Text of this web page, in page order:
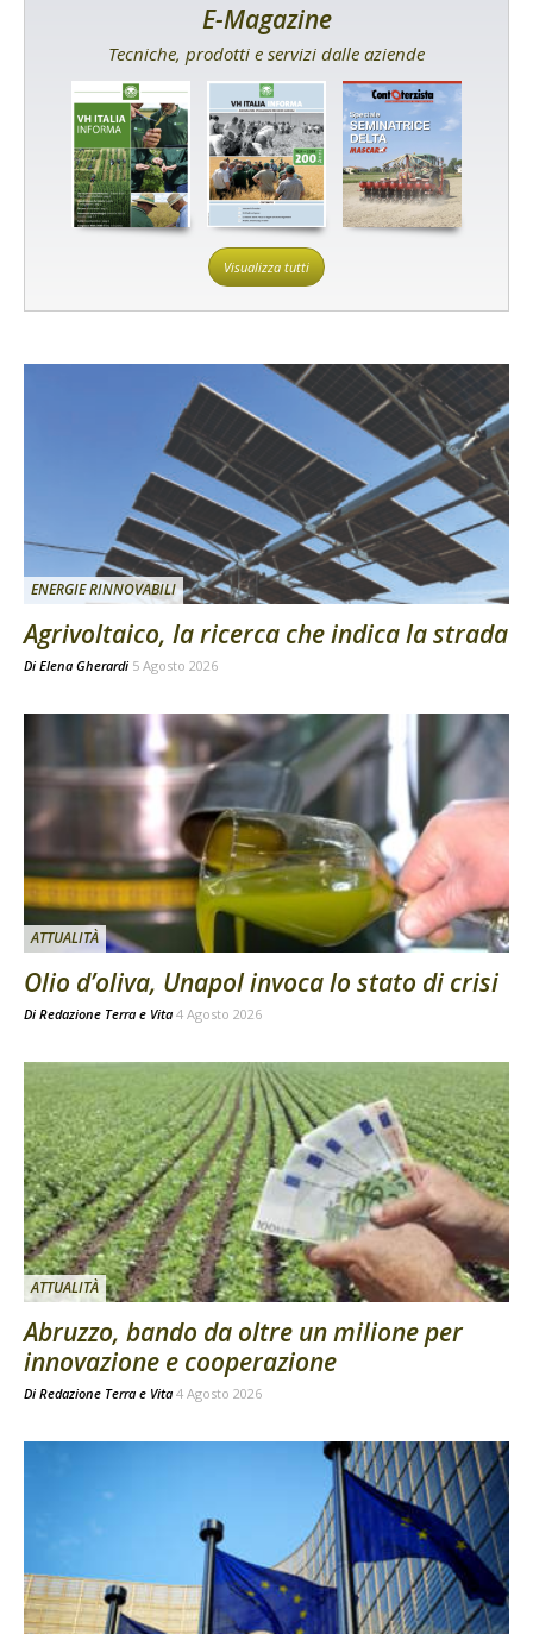
E-Magazine
Tecniche, prodotti e servizi dalle aziende
Visualizza tutti
ENERGIE RINNOVABILI
Agrivoltaico, la ricerca che indica la strada
Di Elena Gherardi 5 Agosto 2026
ATTUALITÀ
Olio d’oliva, Unapol invoca lo stato di crisi
Di Redazione Terra e Vita 4 Agosto 2026
ATTUALITÀ
Abruzzo, bando da oltre un milione per
innovazione e cooperazione
Di Redazione Terra e Vita 4 Agosto 2026